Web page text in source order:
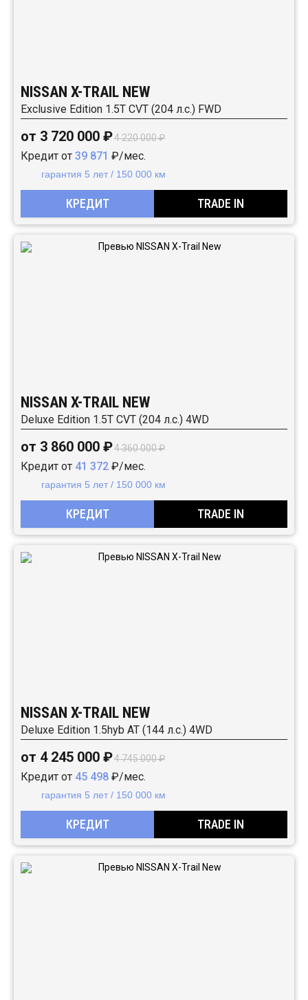
NISSAN X-TRAIL NEW
Exclusive Edition 1.5T CVT (204 л.с.) FWD
от 3 720 000 ₽4 220 000 ₽
Кредит от 39 871 ₽/мес.
гарантия 5 лет / 150 000 км
КРЕДИТ TRADE IN
NISSAN X-TRAIL NEW
Deluxe Edition 1.5T CVT (204 л.с.) 4WD
от 3 860 000 ₽4 360 000 ₽
Кредит от 41 372 ₽/мес.
гарантия 5 лет / 150 000 км
КРЕДИТ TRADE IN
NISSAN X-TRAIL NEW
Deluxe Edition 1.5hyb AT (144 л.с.) 4WD
от 4 245 000 ₽4 745 000 ₽
Кредит от 45 498 ₽/мес.
гарантия 5 лет / 150 000 км
КРЕДИТ TRADE IN